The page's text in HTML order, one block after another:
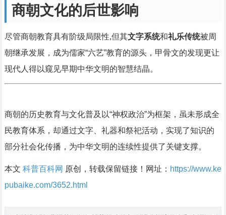
商朝文化的后世影响
尽管商朝教育具有阶级局限性,但其文字系统和礼乐传统被周
朝继承发展，成为儒家“六艺”教育的源头，甲骨文的发现更让
现代人得以窥见早期中华文明的智慧结晶。
商朝的历史教育与文化普及以“神权政治”为框架，虽未形成全
民教育体系，却通过文字、礼器和祭祀活动，实现了知识的
部分社会化传播，为中华文明的连续性提供了关键支撑。
本文 科普百科网 原创，转载保留链接！网址： https://www.ke
pubaike.com/3652.html